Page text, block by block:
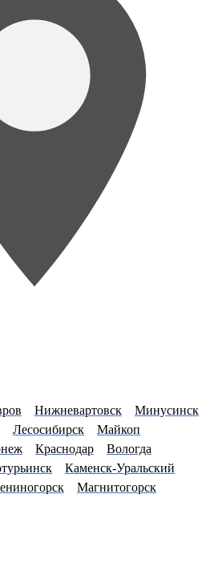
Нижневартовск
Минусинск
Лесосибирск
Майкоп
Краснодар
Вологда
Каменск-Уральский
Магнитогорск